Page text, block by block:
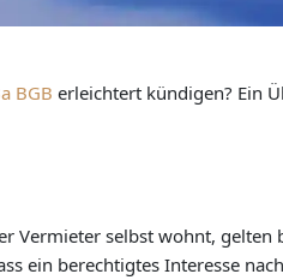
BGB erleichtert kündigen? Ein
Vermieter selbst wohnt, gelten
ein berechtigtes Interesse